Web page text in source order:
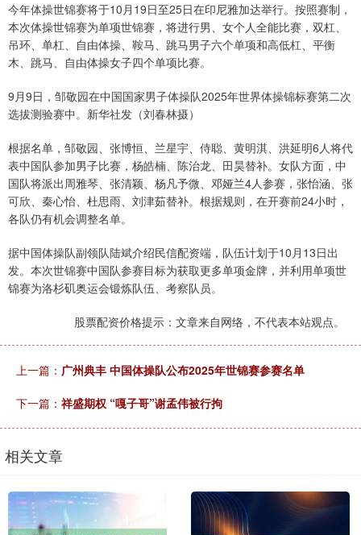
今年体操世锦赛将于10月19日至25日在印尼雅加达举行。按照赛制，
本次体操世锦赛为单项世锦赛，将进行男、女个人全能比赛，双杠、
吊环、单杠、自由体操、鞍马、跳马男子六个单项和高低杠、平衡
木、跳马、自由体操女子四个单项比赛。
9月9日，邹敬园在中国国家男子体操队2025年世界体操锦标赛第二次
选拔测验赛中。新华社发（刘春林摄）
根据名单，邹敬园、张博恒、兰星宇、侍聪、黄明淇、洪延明6人将代
表中国队参加男子比赛，杨皓楠、陈治龙、田昊替补。女队方面，中
国队将派出周雅琴、张清颖、杨凡予微、邓娅兰4人参赛，张怡涵、张
可欣、秦心怡、杜思雨、刘津茹替补。根据规则，在开赛前24小时，
各队仍有机会调整名单。
据中国体操队副领队陆斌介绍民信配资端，队伍计划于10月13日出
发。本次世锦赛中国队参赛目标为获取更多单项金牌，并利用单项世
锦赛为洛杉矶奥运会锻炼队伍、考察队员。
股票配资价格提示：文章来自网络，不代表本站观点。
上一篇： 广州典丰 中国体操队公布2025年世锦赛参赛名单
下一篇： 祥盛期权 “嘎子哥”谢孟伟被行拘
相关文章